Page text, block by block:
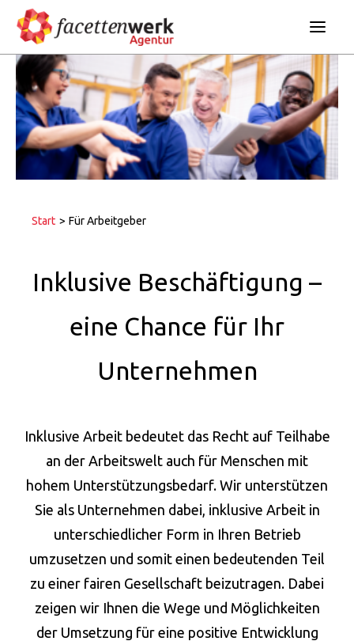
Für Arbeitnehmer
Für Arbeitgeber
Projekte und Kooperationen
Start > Für Arbeitgeber
Inklusive Beschäftigung –
eine Chance für Ihr
Unternehmen
Inklusive Arbeit bedeutet das Recht auf Teilhabe
an der Arbeitswelt auch für Menschen mit
hohem Unterstützungsbedarf. Wir unterstützen
Sie als Unternehmen dabei, inklusive Arbeit in
unterschiedlicher Form in Ihren Betrieb
umzusetzen und somit einen bedeutenden Teil
zu einer fairen Gesellschaft beizutragen. Dabei
zeigen wir Ihnen die Wege und Möglichkeiten
der Umsetzung für eine positive Entwicklung